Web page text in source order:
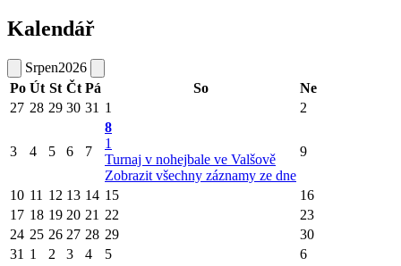
Kalendář
Srpen2026
Po Út St Čt Pá So
Ne
27 28 29 30 31 1 2
3 4 5 6 7
8
1
Turnaj v nohejbale ve Valšově
Zobrazit všechny záznamy ze dne
9
10 11 12 13 14 15
16
17 18 19 20 21 22
23
24 25 26 27 28 29
30
31 1 2 3 4 5 6